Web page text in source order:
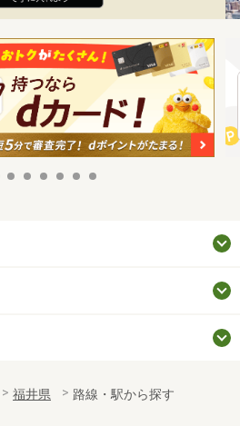
福井県 路線・駅から探す